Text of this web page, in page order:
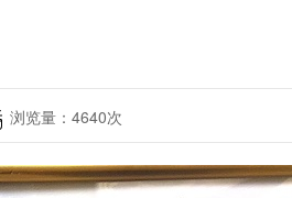
浏览量： 4640次